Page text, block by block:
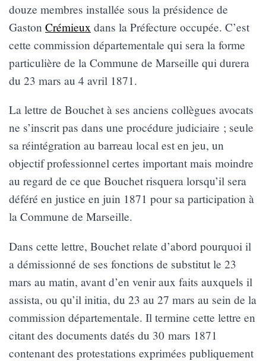
douze membres installée sous la présidence de
Gaston Crémieux dans la Préfecture occupée. C’est
cette commission départementale qui sera la forme
particulière de la Commune de Marseille qui durera
du 23 mars au 4 avril 1871.
La lettre de Bouchet à ses anciens collègues avocats
ne s’inscrit pas dans une procédure judiciaire ; seule
sa réintégration au barreau local est en jeu, un
objectif professionnel certes important mais moindre
au regard de ce que Bouchet risquera lorsqu’il sera
déféré en justice en juin 1871 pour sa participation à
la Commune de Marseille.
Dans cette lettre, Bouchet relate d’abord pourquoi il
a démissionné de ses fonctions de substitut le 23
mars au matin, avant d’en venir aux faits auxquels il
assista, ou qu’il initia, du 23 au 27 mars au sein de la
commission départementale. Il termine cette lettre en
citant des documents datés du 30 mars 1871
contenant des protestations exprimées publiquement